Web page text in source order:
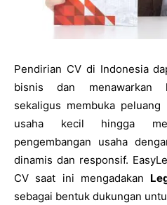
Pendirian CV di Indonesia
bisnis dan menawarkan
sekaligus membuka
usaha kecil hingga
pengembangan usaha
dinamis dan responsif.
CV saat ini mengadakan
sebagai bentuk dukungan